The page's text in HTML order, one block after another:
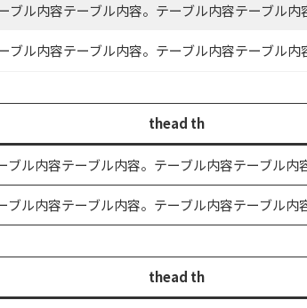
ブル内容テーブル内容。テーブル内容テーブル内
ブル内容テーブル内容。テーブル内容テーブル内
thead th
ル内容テーブル内容。テーブル内容テーブル内
ル内容テーブル内容。テーブル内容テーブル内
thead th